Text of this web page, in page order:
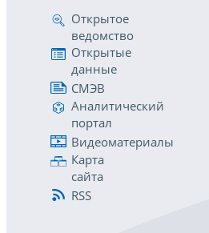
Открытое
ведомство
Открытые
данные
СМЭВ
Аналитический
портал
Видеоматериалы
Карта
сайта
RSS